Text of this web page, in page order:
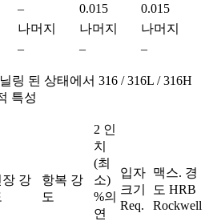
– 0.015
0.015
나머지 나머지
나머지
– – –
링 된 상태에서 316 / 316L / 316H
특성
장 강
항복 강
도
2 인
치
(최
소)
%의
연
입자
크기
Req.
맥스. 경
도 HRB
Rockwell